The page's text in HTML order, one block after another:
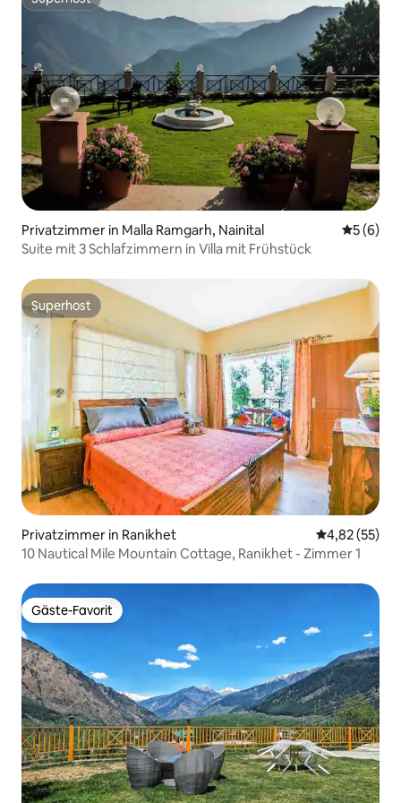
Superhost
Privatzimmer in Malla Ramgarh, Nainital
5 (6)
Suite mit 3 Schlafzimmern in Villa mit Frühstück
Superhost
Superhost
Privatzimmer in Ranikhet
4,82 (55)
10 Nautical Mile Mountain Cottage, Ranikhet - Zimmer 1
Gäste-Favorit
Gäste-Favorit